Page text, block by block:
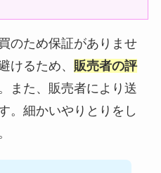
のため保証がありませ
けるため、 販売者の評
また、販売者により送
。細かいやりとりをし